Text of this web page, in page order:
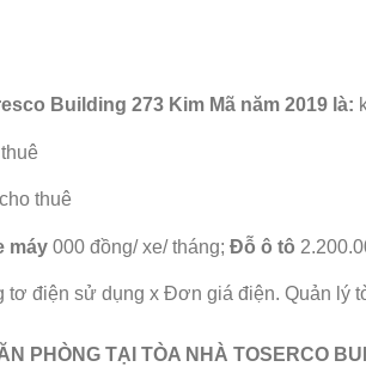
Building 273 Kim Mã năm 2019 là:
thuê
máy 000 đồng/ xe/ tháng; Đỗ ô tô
tơ điện sử dụng x Đơn giá điện. Quản lý
PHÒNG TẠI TÒA NHÀ TOSERCO